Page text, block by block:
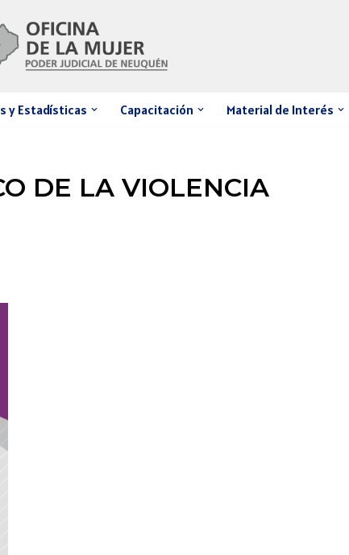
y Estadísticas Capacitación Material de Interés
DE LA VIOLENCIA